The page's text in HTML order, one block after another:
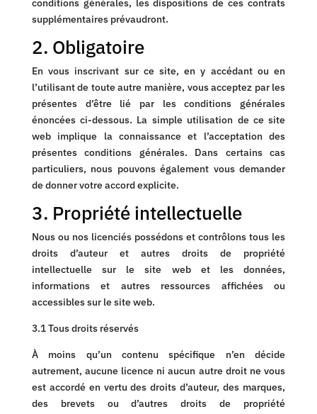
conditions générales, les dispositions de ces contrats
supplémentaires prévaudront.
2. Obligatoire
En vous inscrivant sur ce site, en y accédant ou en
l’utilisant de toute autre manière, vous acceptez par les
présentes d’être lié par les conditions générales
énoncées ci-dessous. La simple utilisation de ce site
web implique la connaissance et l’acceptation des
présentes conditions générales. Dans certains cas
particuliers, nous pouvons également vous demander
de donner votre accord explicite.
3. Propriété intellectuelle
Nous ou nos licenciés possédons et contrôlons tous les
droits d’auteur et autres droits de propriété
intellectuelle sur le site web et les données,
informations et autres ressources affichées ou
accessibles sur le site web.
3.1 Tous droits réservés
À moins qu’un contenu spécifique n’en décide
autrement, aucune licence ni aucun autre droit ne vous
est accordé en vertu des droits d’auteur, des marques,
des brevets ou d’autres droits de propriété